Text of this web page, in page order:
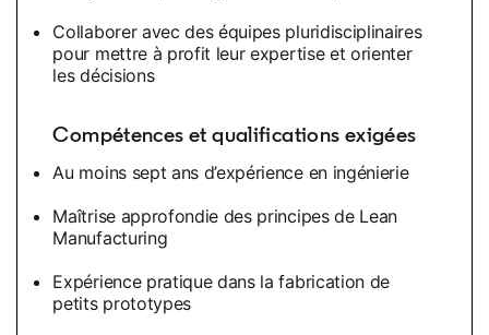
Collaborer avec des équipes pluridisciplinaires
pour mettre à profit leur expertise et orienter
les décisions
Compétences et qualifications exigées
Au moins sept ans d’expérience en ingénierie
Maîtrise approfondie des principes de Lean
Manufacturing
Expérience pratique dans la fabrication de
petits prototypes